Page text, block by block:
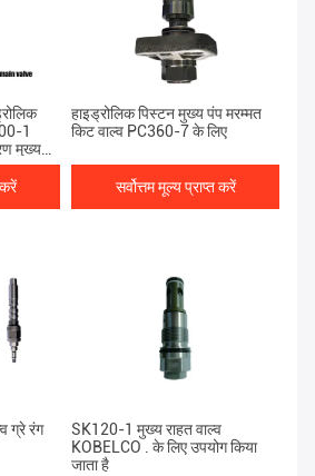
1
मुख्य
करें
हाइड्रोलिक पिस्टन मुख्य पंप मरम्मत
किट वाल्व PC360-7 के लिए
सर्वोत्तम मूल्य प्राप्त करें
ग्रे रंग
SK120-1 मुख्य राहत वाल्व
KOBELCO . के लिए उपयोग किया
जाता है